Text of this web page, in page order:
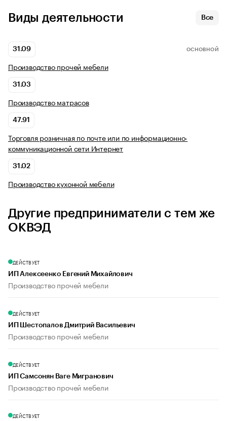
Виды деятельности Все
31.09 ОСНОВНОЙ
Производство прочей мебели
31.03
Производство матрасов
47.91
Торговля розничная по почте или по информационно-
коммуникационной сети Интернет
31.02
Производство кухонной мебели
Другие предприниматели с тем же
ОКВЭД
ДЕЙСТВУЕТ
ИП Алексеенко Евгений Михайлович
Производство прочей мебели
ДЕЙСТВУЕТ
ИП Шестопалов Дмитрий Васильевич
Производство прочей мебели
ДЕЙСТВУЕТ
ИП Самсонян Ваге Мигранович
Производство прочей мебели
ДЕЙСТВУЕТ